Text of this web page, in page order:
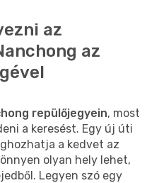
az
az
repülőjegyein, most
a keresést. Egy új úti
a kedvet az
olyan hely lehet,
Legyen szó egy